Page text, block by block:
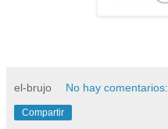
el-brujo No hay comentarios:
Compartir